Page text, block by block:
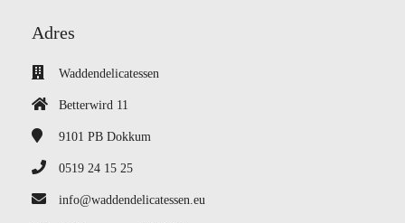
Adres
Waddendelicatessen
Betterwird 11
9101 PB Dokkum
0519 24 15 25
info@waddendelicatessen.eu